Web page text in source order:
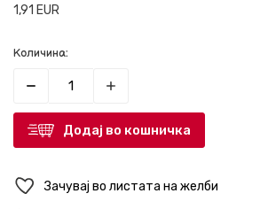
1,91 EUR
Количина:
Додај во кошничка
Зачувај во листата на желби